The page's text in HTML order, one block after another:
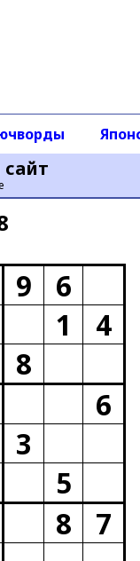
9
6
1
4
8
6
3
5
8
7